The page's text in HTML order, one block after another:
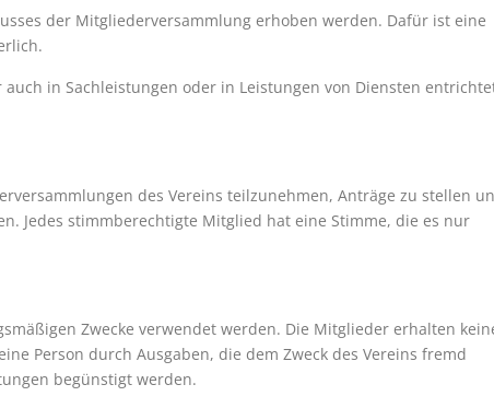
der Mitgliederversammlung erhoben werden. Dafür ist eine
in Sachleistungen oder in Leistungen von Diensten
des Vereins teilzunehmen, Anträge zu stellen
Jedes stimmberechtigte Mitglied hat eine Stimme, die es nur
Zwecke verwendet werden. Die Mitglieder erhalten
Person durch Ausgaben, die dem Zweck des Vereins fremd
begünstigt werden.